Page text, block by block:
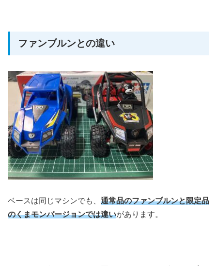
ファンブルンとの違い
ベースは同じマシンでも、 通常品のファンブルンと限定品
のくまモンバージョンでは違いがあります。